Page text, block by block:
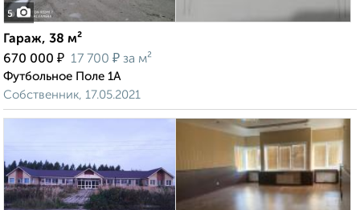
5
Гараж, 38 м²
670 000 ₽ 17 700 ₽ за м²
Футбольное Поле 1А
Собственник, 17.05.2021